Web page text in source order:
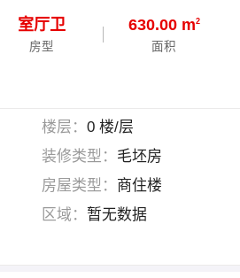
室厅卫
房型
630.00 m2
面积
楼层： 0 楼/层
装修类型： 毛坯房
房屋类型： 商住楼
区域： 暂无数据